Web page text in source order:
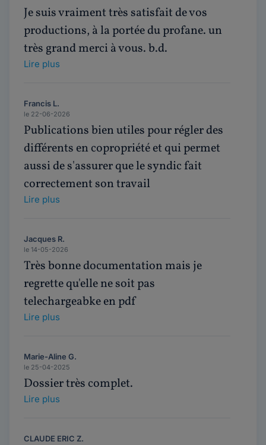
Je suis vraiment très satisfait de vos
productions, à la portée du profane. un
très grand merci à vous. b.d.
Lire plus
Francis L.
le 22-06-2026
Publications bien utiles pour régler des
différents en copropriété et qui permet
aussi de s'assurer que le syndic fait
correctement son travail
Lire plus
Jacques R.
le 14-05-2026
Très bonne documentation mais je
regrette qu'elle ne soit pas
telechargeabke en pdf
Lire plus
Marie-Aline G.
le 25-04-2025
Dossier très complet.
Lire plus
CLAUDE ERIC Z.